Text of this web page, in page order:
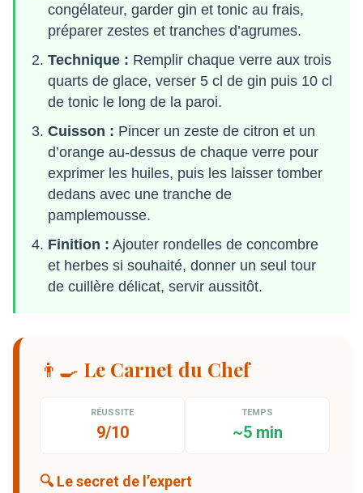
congélateur, garder gin et tonic au frais,
préparer zestes et tranches d’agrumes.
Technique : Remplir chaque verre aux trois
quarts de glace, verser 5 cl de gin puis 10 cl
de tonic le long de la paroi.
Cuisson : Pincer un zeste de citron et un
d’orange au-dessus de chaque verre pour
exprimer les huiles, puis les laisser tomber
dedans avec une tranche de
pamplemousse.
Finition : Ajouter rondelles de concombre
et herbes si souhaité, donner un seul tour
de cuillère délicat, servir aussitôt.
👨‍🍳 Le Carnet du Chef
RÉUSSITE
9/10
TEMPS
~5 min
🔍 Le secret de l’expert